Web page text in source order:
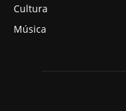
Cultura
Música